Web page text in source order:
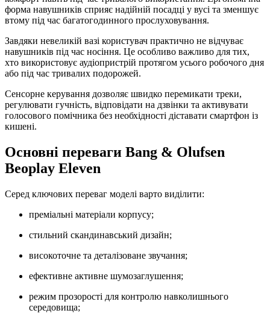
форма навушників сприяє надійній посадці у вусі та зменшує
втому під час багатогодинного прослуховування.
Завдяки невеликій вазі користувач практично не відчуває
навушників під час носіння. Це особливо важливо для тих,
хто використовує аудіопристрій протягом усього робочого дня
або під час тривалих подорожей.
Сенсорне керування дозволяє швидко перемикати треки,
регулювати гучність, відповідати на дзвінки та активувати
голосового помічника без необхідності діставати смартфон із
кишені.
Основні переваги Bang & Olufsen
Beoplay Eleven
Серед ключових переваг моделі варто виділити:
преміальні матеріали корпусу;
стильний скандинавський дизайн;
високоточне та деталізоване звучання;
ефективне активне шумозаглушення;
режим прозорості для контролю навколишнього
середовища;